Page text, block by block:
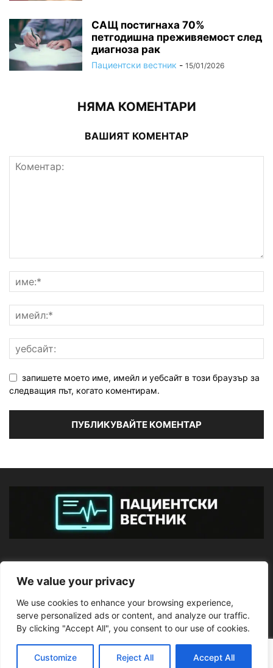
We value your privacy
We use cookies to enhance your browsing experience,
serve personalized ads or content, and analyze our traffic.
By clicking "Accept All", you consent to our use of cookies.
Customize Reject All Accept All
САЩ постигнаха 70%
петгодишна преживяемост след
диагноза рак
Пациентски вестник - 15/01/2026
НЯМА КОМЕНТАРИ
ВАШИЯТ КОМЕНТАР
запишете моето име, имейл и уебсайт в този браузър за
следващия път, когато коментирам.
ПОСЛЕДВАЙТЕ НИ